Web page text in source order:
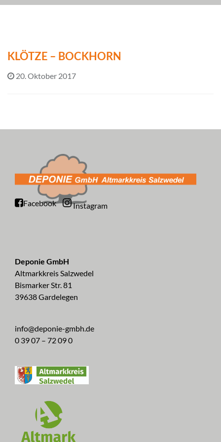
KLÖTZE – BOCKHORN
20. Oktober 2017
Facebook Instagram
Deponie GmbH
Altmarkkreis Salzwedel
Bismarker Str. 81
39638 Gardelegen
info@deponie-gmbh.de
0 39 07 – 72 09 0